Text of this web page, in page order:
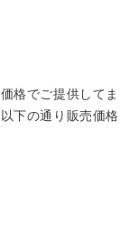
格でご提供してま
下の通り販売価格